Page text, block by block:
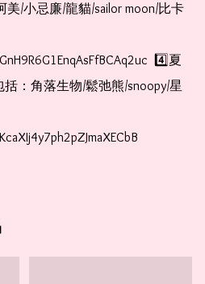
美/小忌廉/龍貓/sailor moon/比卡
4️⃣夏
：角落生物/鬆弛熊/snoopy/星